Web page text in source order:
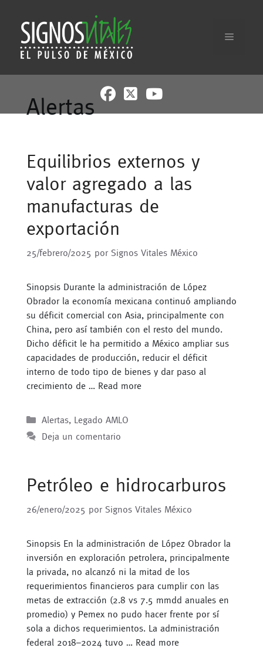
contenido
Menú
Alertas
Equilibrios externos y
valor agregado a las
manufacturas de
exportación
25/febrero/2025 por Signos Vitales México
Sinopsis Durante la administración de López
Obrador la economía mexicana continuó ampliando
su déficit comercial con Asia, principalmente con
China, pero así también con el resto del mundo.
Dicho déficit le ha permitido a México ampliar sus
capacidades de producción, reducir el déficit
interno de todo tipo de bienes y dar paso al
crecimiento de … Read more
Categorías
Alertas, Legado AMLO
Deja un comentario
Petróleo e hidrocarburos
26/enero/2025 por Signos Vitales México
Sinopsis En la administración de López Obrador la
inversión en exploración petrolera, principalmente
la privada, no alcanzó ni la mitad de los
requerimientos financieros para cumplir con las
metas de extracción (2.8 vs 7.5 mmdd anuales en
promedio) y Pemex no pudo hacer frente por sí
sola a dichos requerimientos. La administración
federal 2018–2024 tuvo … Read more